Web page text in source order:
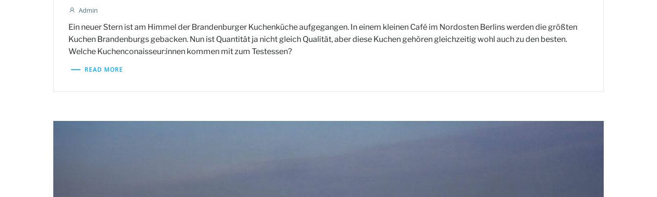
Admin
Ein neuer Stern ist am Himmel der Brandenburger Kuchenküche aufgegangen. In einem kleinen Café im Nordosten Berlins werden die größten
Kuchen Brandenburgs gebacken. Nun ist Quantität ja nicht gleich Qualität, aber diese Kuchen gehören gleichzeitig wohl auch zu den besten.
Welche Kuchenconaisseur:innen kommen mit zum Testessen?
READ MORE